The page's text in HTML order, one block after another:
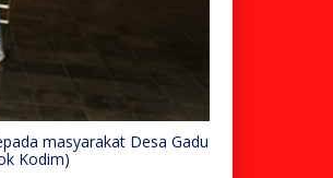
masyarakat Desa Gadu
Kodim)